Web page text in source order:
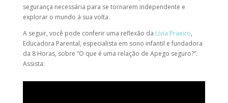
segurança necessária para se tornarem independente e
explorar o mundo à sua volta.
A seguir, você pode conferir uma reflexão da Lívia Praeiro,
Educadora Parental, especialista em sono infantil e fundadora
da 8 Horas, sobre “O que é uma relação de Apego seguro?”.
Assista: